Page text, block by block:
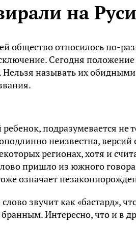
на Руси
общество относилось по-
Сегодня
называть их
подразумевается не
неизвестна, версий
регионах, хотя и
пришло из южного
означает
звучит как «бастард»,
Интересно, что и в